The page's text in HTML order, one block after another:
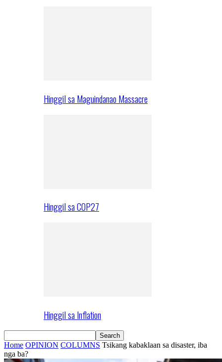
Hinggil sa Maguindanao Massacre
Hinggil sa COP27
Hinggil sa Inflation
Home OPINION COLUMNS Tsikang kabaklaan sa disaster, iba
nga ba?